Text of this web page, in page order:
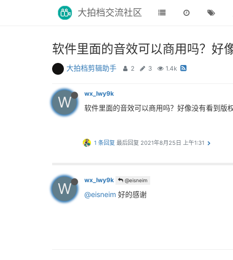
大拍档交流社区
软件里面的音效可以商用吗？好
大拍档剪辑助手 2 3 1.4k
W wx_Iwy9k
软件里面的音效可以商用吗？好像没有看到版
1 条回复 最后回复 2021年8月25日 上午1:31
W wx_Iwy9k @eisneim
@eisneim 好的感谢